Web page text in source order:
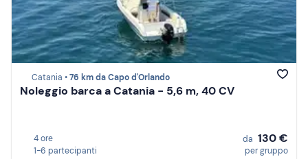
Catania •76 km da Capo d'Orlando
Noleggio barca a Catania - 5,6 m, 40 CV
4 ore
1-6 partecipanti
da 130 €
per gruppo